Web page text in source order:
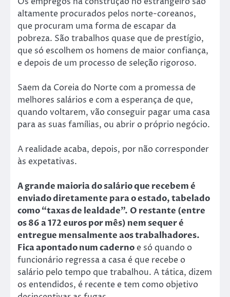
altamente procurados pelos norte-coreanos,
que procuram uma forma de escapar da
pobreza. São trabalhos quase que de prestígio,
que só escolhem os homens de maior confiança,
e depois de um processo de seleção rigoroso.
Saem da Coreia do Norte com a promessa de
melhores salários e com a esperança de que,
quando voltarem, vão conseguir pagar uma casa
para as suas famílias, ou abrir o próprio negócio.
A realidade acaba, depois, por não corresponder
às expetativas.
A grande maioria do salário que recebem é
enviado diretamente para o estado, tabelado
como “taxas de lealdade”. O restante (entre
os 86 a 172 euros por mês) nem sequer é
entregue mensalmente aos trabalhadores.
Fica apontado num caderno e só quando o
funcionário regressa a casa é que recebe o
salário pelo tempo que trabalhou. A tática, dizem
os entendidos, é recente e tem como objetivo